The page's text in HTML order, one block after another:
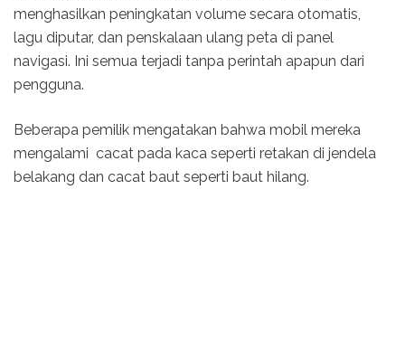
menghasilkan peningkatan volume secara otomatis,
lagu diputar, dan penskalaan ulang peta di panel
navigasi. Ini semua terjadi tanpa perintah apapun dari
pengguna.
Beberapa pemilik mengatakan bahwa mobil mereka
mengalami cacat pada kaca seperti retakan di jendela
belakang dan cacat baut seperti baut hilang.